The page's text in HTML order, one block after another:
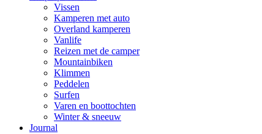
Vissen
Kamperen met auto
Overland kamperen
Vanlife
Reizen met de camper
Mountainbiken
Klimmen
Peddelen
Surfen
Varen en boottochten
Winter & sneeuw
Journal